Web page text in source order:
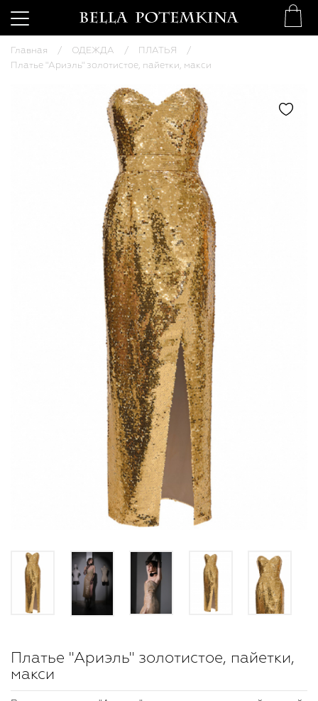
Главная ОДЕЖДА
ПЛАТЬЯ
Платье "Ариэль" золотистое, пайетки, макси
Платье "Ариэль" золотистое, пайетки,
макси